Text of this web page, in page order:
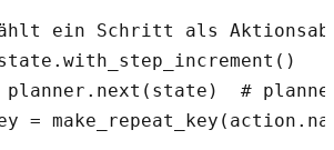
ein Schritt als
planner.next(state)  #
=